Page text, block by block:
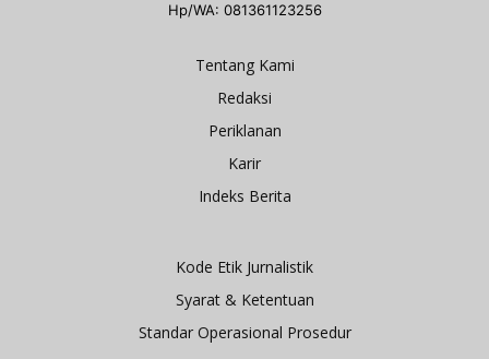
Hp/WA: 081361123256
Tentang Kami
Redaksi
Periklanan
Karir
Indeks Berita
Kode Etik Jurnalistik
Syarat & Ketentuan
Standar Operasional Prosedur